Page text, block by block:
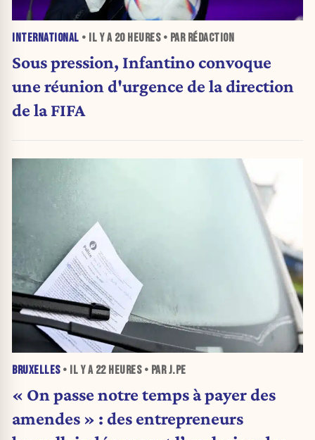
INTERNATIONAL • IL Y A 20 HEURES• PAR RÉDACTION
Sous pression, Infantino convoque
une réunion d'urgence de la direction
de la FIFA
BRUXELLES• IL Y A 22 HEURES• PAR J.PE
« On passe notre temps à payer des
amendes » : des entrepreneurs